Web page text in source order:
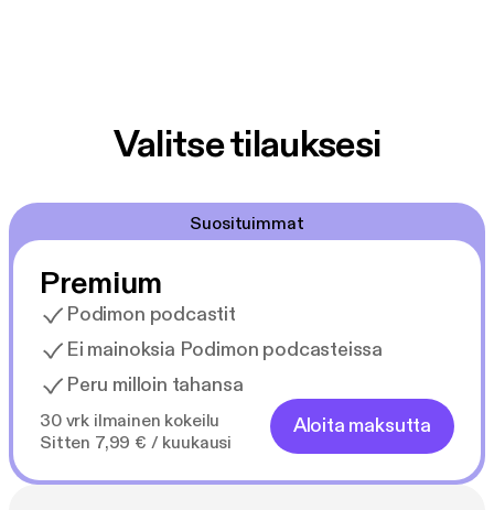
Valitse tilauksesi
Suosituimmat
Premium
Podimon podcastit
Ei mainoksia Podimon podcasteissa
Peru milloin tahansa
30 vrk ilmainen kokeilu
Sitten 7,99 € / kuukausi
Aloita maksutta